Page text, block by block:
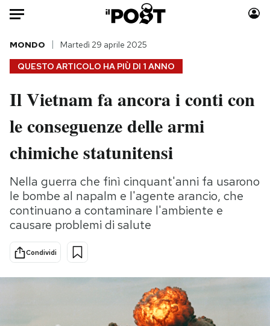
Auto
HOME
Italia
Politica
Tecnologia
Scienza
Economia
Sport
Moda
Consumismi
Storie/Idee
Media
Europa
QUESTO ARTICOLO HA PIÙ DI 1 ANNO
MONDO Martedì 29 aprile 2025
Il Vietnam fa ancora i conti con
le conseguenze delle armi
chimiche statunitensi
Nella guerra che finì cinquant'anni fa usarono
le bombe al napalm e l'agente arancio, che
continuano a contaminare l'ambiente e
causare problemi di salute
Condividi